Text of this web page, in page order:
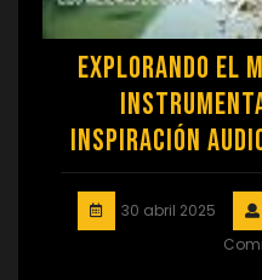
Explorando el
Inspiración
30 abril 2025